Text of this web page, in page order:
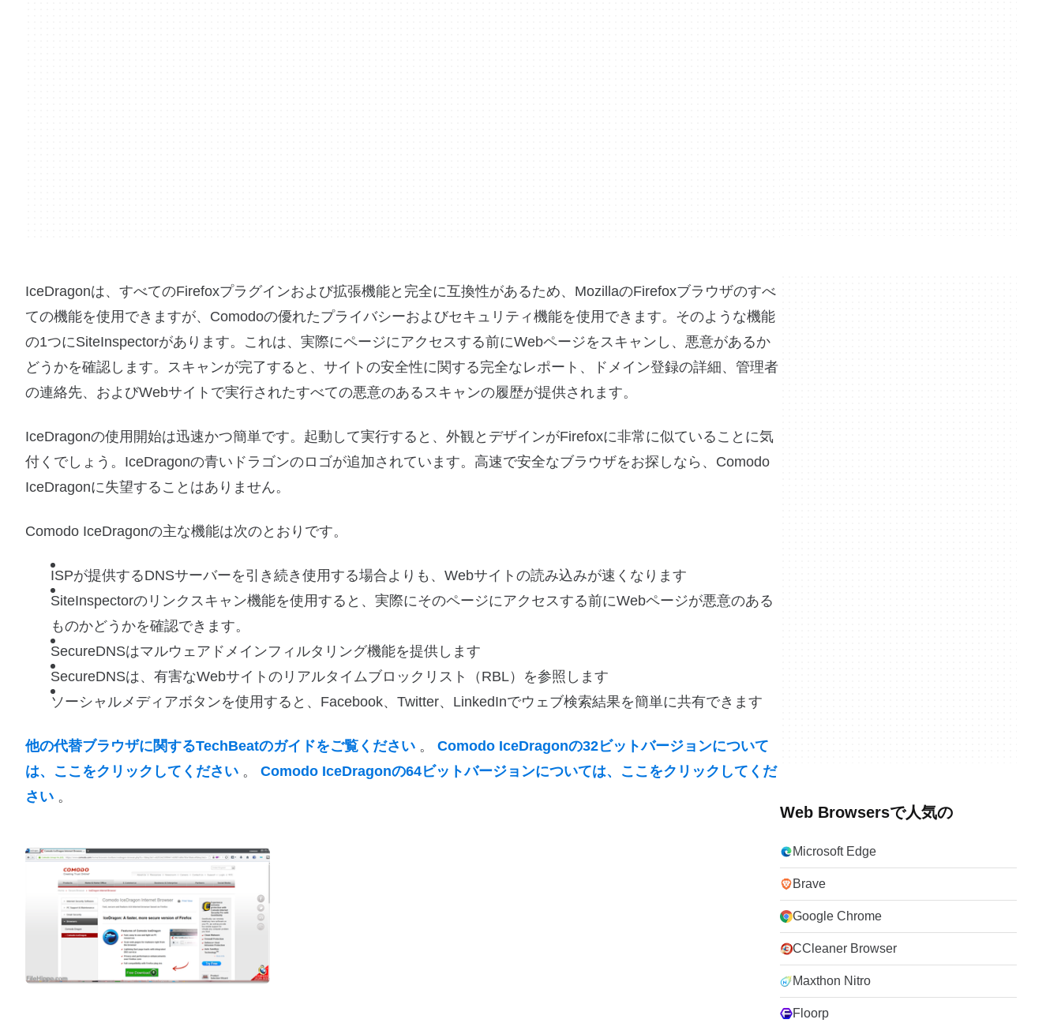
IceDragonは、すべてのFirefoxプラグインおよび拡張機能と完全に互換性があるため、MozillaのFirefoxブラウザのすべ
ての機能を使用できますが、Comodoの優れたプライバシーおよびセキュリティ機能を使用できます。そのような機能
の1つにSiteInspectorがあります。これは、実際にページにアクセスする前にWebページをスキャンし、悪意があるか
どうかを確認します。スキャンが完了すると、サイトの安全性に関する完全なレポート、ドメイン登録の詳細、管理者
の連絡先、およびWebサイトで実行されたすべての悪意のあるスキャンの履歴が提供されます。
IceDragonの使用開始は迅速かつ簡単です。起動して実行すると、外観とデザインがFirefoxに非常に似ていることに気
付くでしょう。IceDragonの青いドラゴンのロゴが追加されています。高速で安全なブラウザをお探しなら、Comodo
IceDragonに失望することはありません。
Comodo IceDragonの主な機能は次のとおりです。
ISPが提供するDNSサーバーを引き続き使用する場合よりも、Webサイトの読み込みが速くなります
SiteInspectorのリンクスキャン機能を使用すると、実際にそのページにアクセスする前にWebページが悪意のある
ものかどうかを確認できます。
SecureDNSはマルウェアドメインフィルタリング機能を提供します
SecureDNSは、有害なWebサイトのリアルタイムブロックリスト（RBL）を参照します
ソーシャルメディアボタンを使用すると、Facebook、Twitter、LinkedInでウェブ検索結果を簡単に共有できます
他の代替ブラウザに関するTechBeatのガイドをご覧ください 。 Comodo IceDragonの32ビットバージョンについて
は、ここをクリックしてください 。 Comodo IceDragonの64ビットバージョンについては、ここをクリックしてくだ
さい 。
Web Browsersで人気の
Microsoft Edge
Brave
Google Chrome
CCleaner Browser
Maxthon Nitro
Floorp